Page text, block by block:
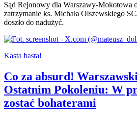
Sąd Rejonowy dla Warszawy-Mokotowa
zatrzymanie ks. Michała Olszewskiego
doszło do nadużyć.
Kasta basta!
Co za absurd!
Ostatnim Pokoleniu: W
zostać bohaterami